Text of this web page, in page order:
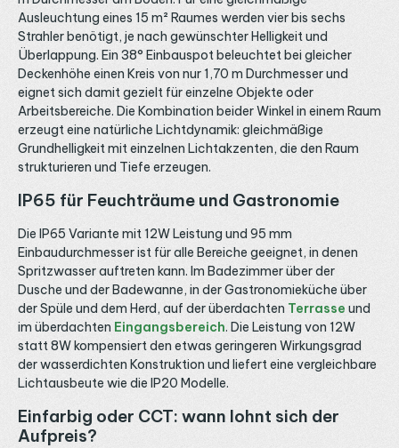
Ausleuchtung eines 15 m² Raumes werden vier bis sechs
Strahler benötigt, je nach gewünschter Helligkeit und
Überlappung. Ein 38° Einbauspot beleuchtet bei gleicher
Deckenhöhe einen Kreis von nur 1,70 m Durchmesser und
eignet sich damit gezielt für einzelne Objekte oder
Arbeitsbereiche. Die Kombination beider Winkel in einem Raum
erzeugt eine natürliche Lichtdynamik: gleichmäßige
Grundhelligkeit mit einzelnen Lichtakzenten, die den Raum
strukturieren und Tiefe erzeugen.
IP65 für Feuchträume und Gastronomie
Die IP65 Variante mit 12W Leistung und 95 mm
Einbaudurchmesser ist für alle Bereiche geeignet, in denen
Spritzwasser auftreten kann. Im Badezimmer über der
Dusche und der Badewanne, in der Gastronomieküche über
der Spüle und dem Herd, auf der überdachten Terrasse und
im überdachten Eingangsbereich. Die Leistung von 12W
statt 8W kompensiert den etwas geringeren Wirkungsgrad
der wasserdichten Konstruktion und liefert eine vergleichbare
Lichtausbeute wie die IP20 Modelle.
Einfarbig oder CCT: wann lohnt sich der
Aufpreis?